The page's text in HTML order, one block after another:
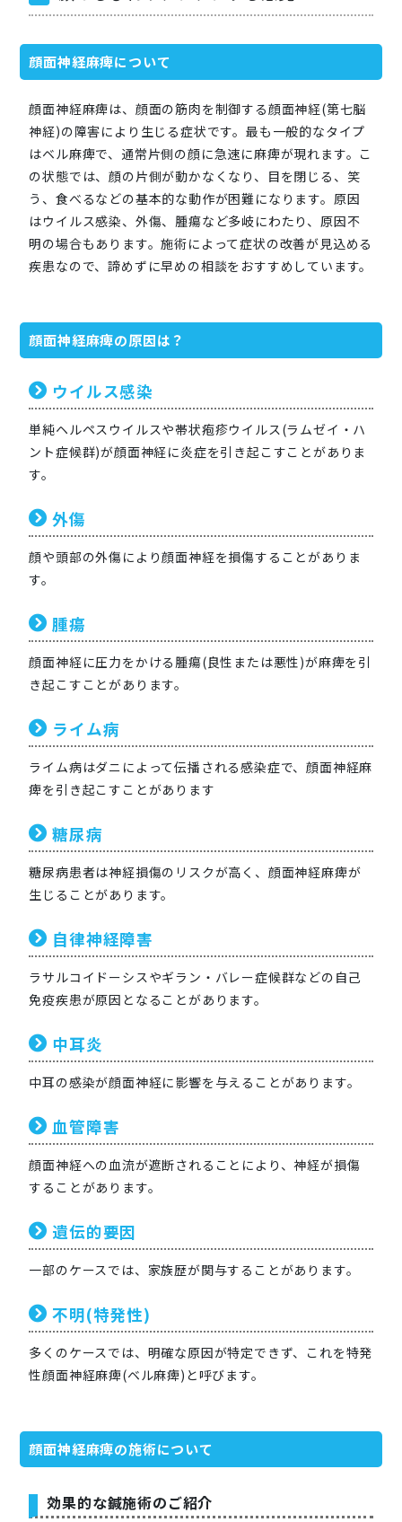
顔面神経麻痺について
顔面神経麻痺は、顔面の筋肉を制御する顔面神経(第七脳
神経)の障害により生じる症状です。最も一般的なタイプ
はベル麻痺で、通常片側の顔に急速に麻痺が現れます。こ
の状態では、顔の片側が動かなくなり、目を閉じる、笑
う、食べるなどの基本的な動作が困難になります。原因
はウイルス感染、外傷、腫瘍など多岐にわたり、原因不
明の場合もあります。施術によって症状の改善が見込める
疾患なので、諦めずに早めの相談をおすすめしています。
顔面神経麻痺の原因は？
ウイルス感染
単純ヘルペスウイルスや帯状疱疹ウイルス(ラムゼイ・ハ
ント症候群)が顔面神経に炎症を引き起こすことがありま
す。
外傷
顔や頭部の外傷により顔面神経を損傷することがありま
す。
腫瘍
顔面神経に圧力をかける腫瘍(良性または悪性)が麻痺を引
き起こすことがあります。
ライム病
ライム病はダニによって伝播される感染症で、顔面神経麻
痺を引き起こすことがあります
糖尿病
糖尿病患者は神経損傷のリスクが高く、顔面神経麻痺が
生じることがあります。
自律神経障害
ラサルコイドーシスやギラン・バレー症候群などの自己
免疫疾患が原因となることがあります。
中耳炎
中耳の感染が顔面神経に影響を与えることがあります。
血管障害
顔面神経への血流が遮断されることにより、神経が損傷
することがあります。
遺伝的要因
一部のケースでは、家族歴が関与することがあります。
不明(特発性)
多くのケースでは、明確な原因が特定できず、これを特発
性顔面神経麻痺(ベル麻痺)と呼びます。
顔面神経麻痺の施術について
効果的な鍼施術のご紹介